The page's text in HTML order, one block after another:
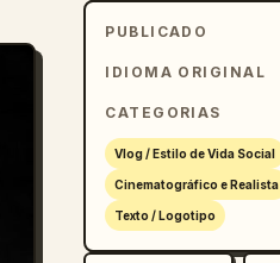
PUBLICADO
IDIOMA ORIGINAL
CATEGORIAS
Vlog / Estilo de Vida Social
Cinematográfico e Realista
Texto / Logotipo